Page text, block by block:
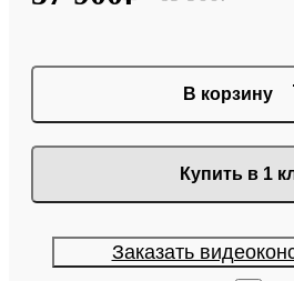
В корзину
Купить в 1
Заказать